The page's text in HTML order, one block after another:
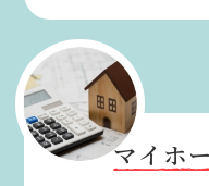
マイホ